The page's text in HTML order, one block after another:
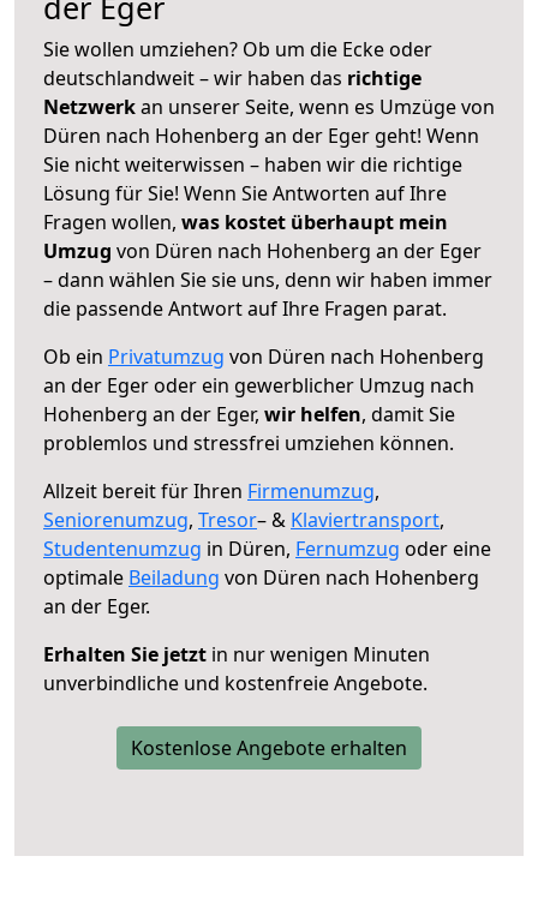
Sie wollen umziehen? Ob um die Ecke oder
deutschlandweit – wir haben das richtige
Netzwerkan unserer Seite, wenn es Umzüge von
Düren nach Hohenberg an der Eger geht! Wenn
Sie nicht weiterwissen – haben wir die richtige
Lösung für Sie! Wenn Sie Antworten auf Ihre
Fragen wollen, was kostet überhaupt mein
Umzug von Düren nach Hohenberg an der Eger
– dann wählen Sie sie uns, denn wir haben immer
die passende Antwort auf Ihre Fragen parat.
Ob ein Privatumzug von Düren nach Hohenberg
an der Eger oder ein gewerblicher Umzug nach
Hohenberg an der Eger, wir helfen, damit Sie
problemlos und stressfrei umziehen können.
Allzeit bereit für Ihren Firmenumzug,
Seniorenumzug, Tresor– & Klaviertransport,
Studentenumzug in Düren, Fernumzug oder eine
optimale Beiladung von Düren nach Hohenberg
an der Eger.
Erhalten Sie jetzt in nur wenigen Minuten
unverbindliche und kostenfreie Angebote.
Kostenlose Angebote erhalten